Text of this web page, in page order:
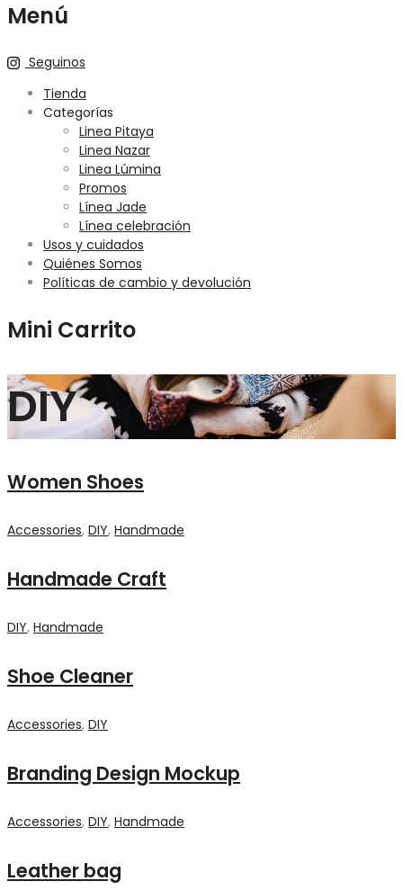
Menú
Seguinos
Tienda
Categorías
Linea Pitaya
Linea Nazar
Linea Lúmina
Promos
Línea Jade
Línea celebración
Usos y cuidados
Quiénes Somos
Políticas de cambio y devolución
Mini Carrito
DIY
Women Shoes
Accessories, DIY, Handmade
Handmade Craft
DIY, Handmade
Shoe Cleaner
Accessories, DIY
Branding Design Mockup
Accessories, DIY, Handmade
Leather bag